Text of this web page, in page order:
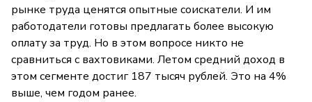
рынке труда ценятся опытные соискатели. И им
работодатели готовы предлагать более высокую
оплату за труд. Но в этом вопросе никто не
сравниться с вахтовиками. Летом средний доход в
этом сегменте достиг 187 тысяч рублей. Это на 4%
выше, чем годом ранее.